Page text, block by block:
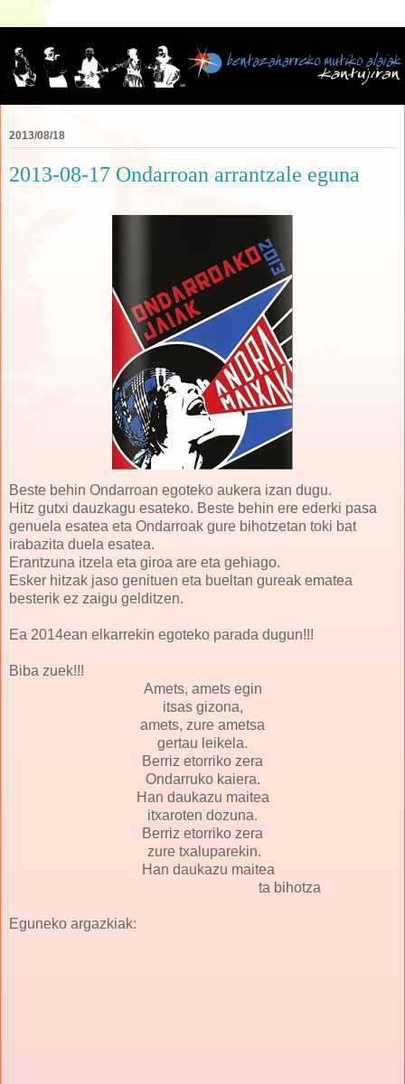
2013/08/18
2013-08-17 Ondarroan arrantzale eguna
Beste behin Ondarroan egoteko aukera izan dugu.
Hitz gutxi dauzkagu esateko. Beste behin ere ederki pasa
genuela esatea eta Ondarroak gure bihotzetan toki bat
irabazita duela esatea.
Erantzuna itzela eta giroa are eta gehiago.
Esker hitzak jaso genituen eta bueltan gureak ematea
besterik ez zaigu gelditzen.
Ea 2014ean elkarrekin egoteko parada dugun!!!
Biba zuek!!!
Amets, amets egin
itsas gizona,
amets, zure ametsa
gertau leikela.
Berriz etorriko zera
Ondarruko kaiera.
Han daukazu maitea
itxaroten dozuna.
Berriz etorriko zera
zure txaluparekin.
Han daukazu maitea
ta bihotza
Eguneko argazkiak: